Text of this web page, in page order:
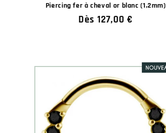
Piercing fer à cheval or blanc (1,2mm)
Prix
Dès 127,00 €